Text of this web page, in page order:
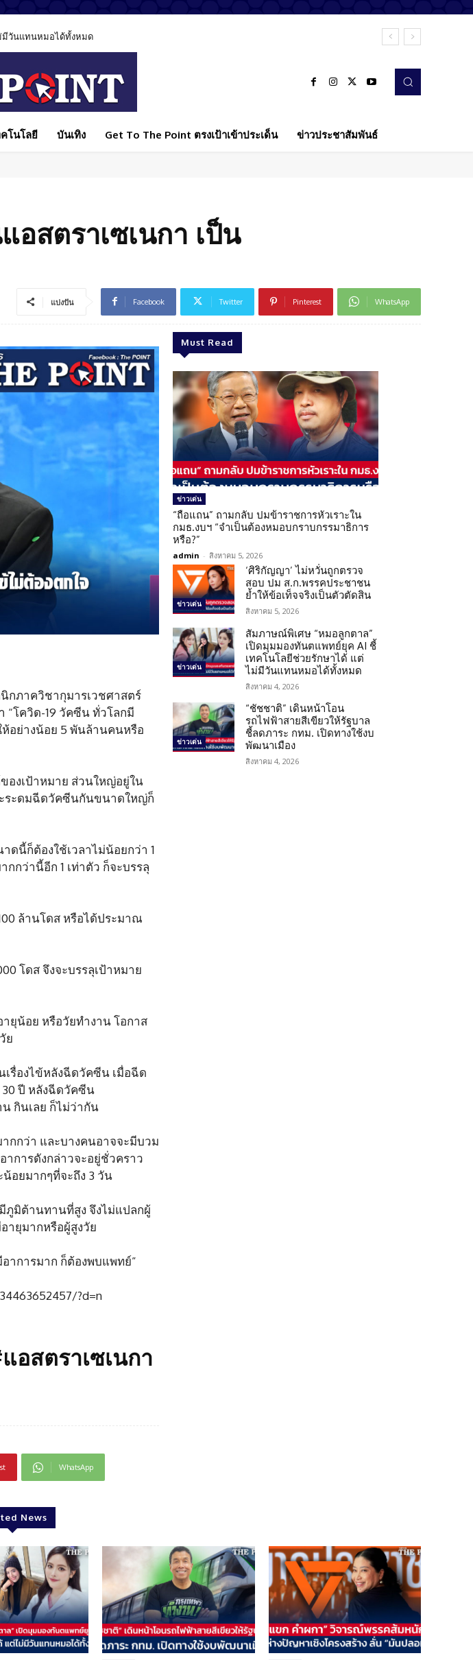
นแทนหมอได้ทั้งหมด
อง
คโนโลยี บันเทิง Get To The Point ตรงเป้าเข้าประเด็น ข่าวประชาสัมพันธ์
สตราเซเนกา เป็น
แบ่งปัน Facebook Twitter Pinterest WhatsApp
กภาควิชากุมารเวชศาสตร์
โควิด-19 วัคซีน ทั่วโลกมี
อย่างน้อย 5 พันล้านคนหรือ
องเป้าหมาย ส่วนใหญ่อยู่ใน
ะระดมฉีดวัคซีนกันขนาดใหญ่ก็
นี้ก็ต้องใช้เวลาไม่น้อยกว่า 1
กว่านี้อีก 1 เท่าตัว ก็จะบรรลุ
ล้านโดส หรือได้ประมาณ
โดส จึงจะบรรลุเป้าหมาย
ยุน้อย หรือวัยทำงาน โอกาส
ย
เรื่องไข้หลังฉีดวัคซีน เมื่อฉีด
ปี หลังฉีดวัคซีน
น กินเลย ก็ไม่ว่ากัน
กกว่า และบางคนอาจจะมีบวม
าการดังกล่าวจะอยู่ชั่วคราว
อยมากๆที่จะถึง 3 วัน
ภูมิต้านทานที่สูง จึงไม่แปลกผู้
ยุมากหรือผู้สูงวัย
าการมาก ก็ต้องพบแพทย์”
?d=n
อสตราเซเนกา
WhatsApp
Must Read
ข่าวเด่น
“ถือแถน” ถามกลับ ปมข้าราชการหัวเราะใน
กมธ.งบฯ “จำเป็นต้องหมอบกราบกรรมาธิการ
หรือ?”
admin - สิงหาคม 5, 2026
ข่าวเด่น
‘ศิริกัญญา’ ไม่หวั่นถูกตรวจ
สอบ ปม ส.ก.พรรคประชาชน
ย้ำให้ข้อเท็จจริงเป็นตัวตัดสิน
สิงหาคม 5, 2026
ข่าวเด่น
สัมภาษณ์พิเศษ “หมอลูกตาล”
เปิดมุมมองทันตแพทย์ยุค AI ชี้
เทคโนโลยีช่วยรักษาได้ แต่
ไม่มีวันแทนหมอได้ทั้งหมด
สิงหาคม 4, 2026
ข่าวเด่น
“ชัชชาติ” เดินหน้าโอน
รถไฟฟ้าสายสีเขียวให้รัฐบาล
ชี้ลดภาระ กทม. เปิดทางใช้งบ
พัฒนาเมือง
สิงหาคม 4, 2026
News